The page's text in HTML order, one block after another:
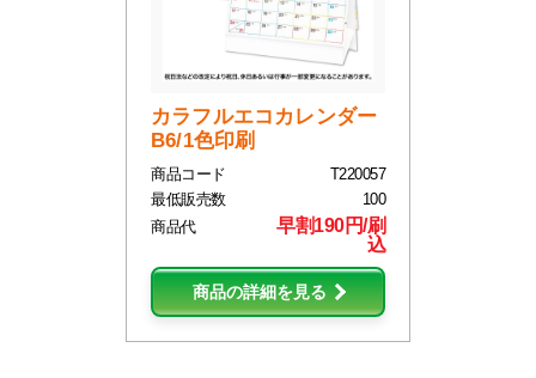
カラフルエコカレンダー
B6/1色印刷
商品コード
T220057
最低販売数
100
商品代
早割190円/刷
込
商品の詳細を見る